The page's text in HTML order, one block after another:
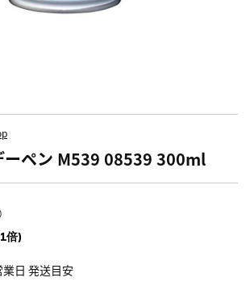
ーペン M539 08539 300ml
倍)
日 発送目安